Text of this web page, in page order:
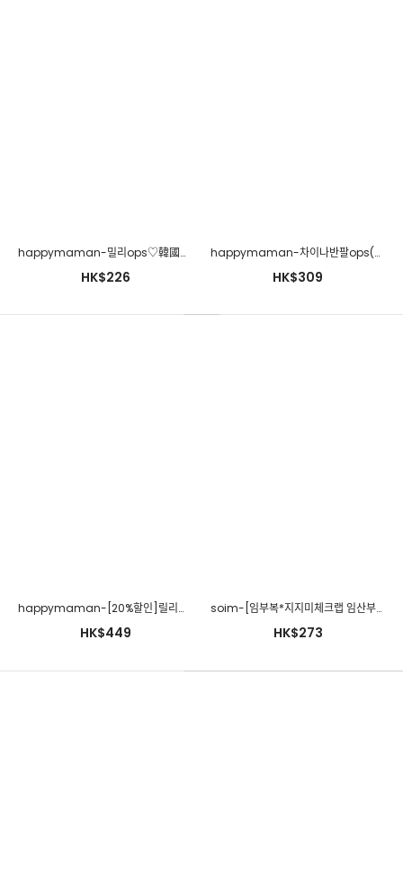
happymaman-임부복*비비배색원피스♡韓國孕婦裝連身裙
happymaman-밀리ops♡韓國孕婦裝連身裙
HK$226
happymaman-차이나반팔ops(수유가능)♡韓國孕婦裝連身裙
HK$309
happymaman-[20%할인]릴리펀칭ops♡韓國孕婦裝連身裙
HK$449
soim-[임부복*지지미체크랩 임산부원피스(수유가능)]♡韓國孕婦裝連身裙
HK$273